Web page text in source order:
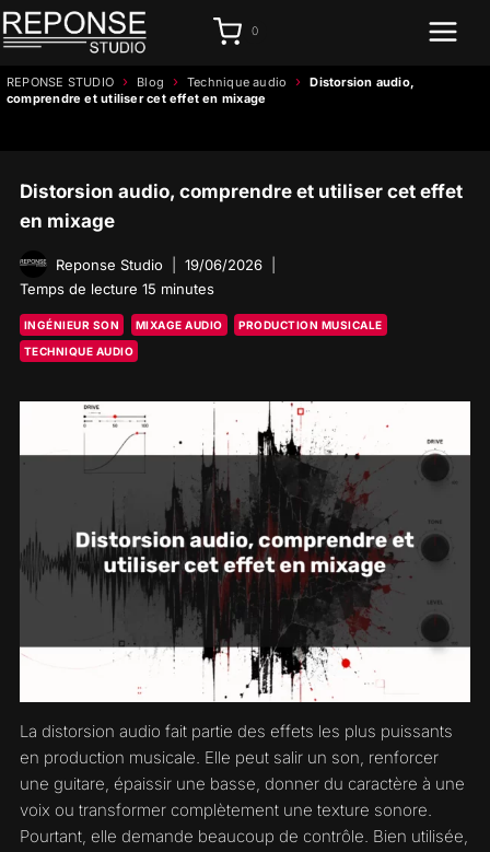
Aller
au
0
REPONSE STUDIO › Blog › Technique audio ›
Distorsion audio,
comprendre et utiliser cet effet en mixage
Distorsion audio, comprendre et utiliser cet effet
en mixage
Reponse Studio
19/06/2026
Temps de lecture 15 minutes
INGÉNIEUR SON MIXAGE AUDIO
PRODUCTION MUSICALE
TECHNIQUE AUDIO
La distorsion audio fait partie des effets les plus puissants
en production musicale. Elle peut salir un son, renforcer
une guitare, épaissir une basse, donner du caractère à une
voix ou transformer complètement une texture sonore.
Pourtant, elle demande beaucoup de contrôle. Bien utilisée,